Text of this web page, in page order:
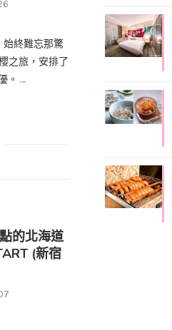
終難忘那驚
之旅，安排了
。 …
的北海道
(新宿